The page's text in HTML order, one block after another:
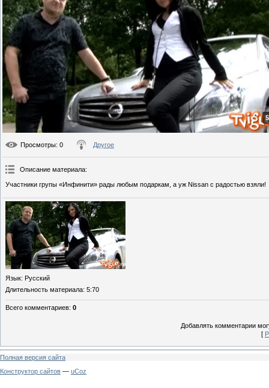
Просмотры: 0 Другое
Описание материала:
Участники групы «Инфинити» рады любым подаркам, а уж Nissan с радостью взяли!
Язык: Русский
Длительность материала: 5:70
Всего комментариев: 0
Добавлять комментарии
[
Полная версия сайта
Конструктор сайтов — uCoz